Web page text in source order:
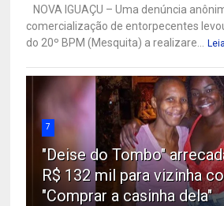
NOVA IGUAÇU – Uma denúncia
comercialização de entorpecentes
do 20º BPM (Mesquita) a realizare...
7
"Deise do Tombo"
R$ 132 mil para vizinha
"Comprar a casinha dela"